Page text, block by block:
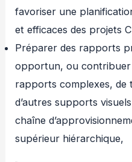
favoriser une
et efficaces des projets
Préparer des rapports
opportun, ou
rapports complexes, de
d’autres supports
chaîne
supérieur hiérarchique,